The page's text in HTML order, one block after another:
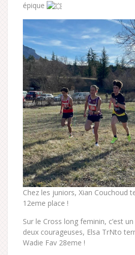
épique
Chez les juniors, Xian Couchoud
12eme place !
Sur le Cross long feminin, c’est
deux courageuses, Elsa TrNto
Wadie Fav 28eme !